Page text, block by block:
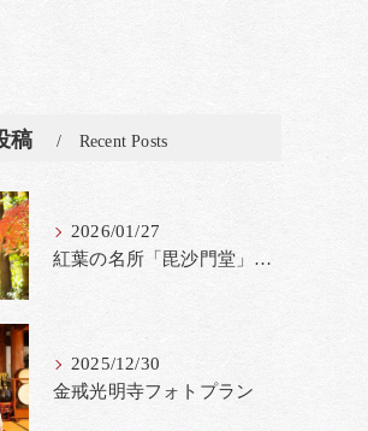
稿 Recent Posts
2026/01/27
紅葉の名所「毘沙門堂」撮影料金改定
2025/12/30
金戒光明寺フォトプラン